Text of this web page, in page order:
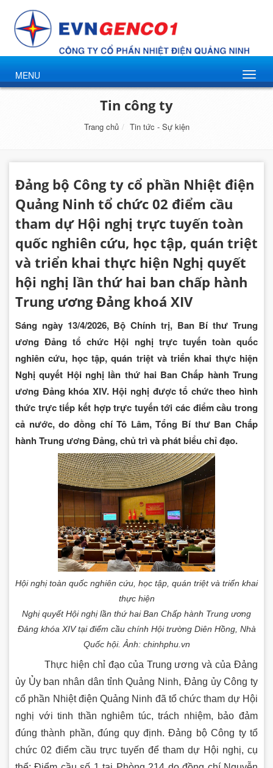
MENU
Tin công ty
Trang chủ Tin tức - Sự kiện
Đảng bộ Công ty cổ phần Nhiệt điện
Quảng Ninh tổ chức 02 điểm cầu
tham dự Hội nghị trực tuyến toàn
quốc nghiên cứu, học tập, quán triệt
và triển khai thực hiện Nghị quyết
hội nghị lần thứ hai ban chấp hành
Trung ương Đảng khoá XIV
Sáng ngày 13/4/2026, Bộ Chính trị, Ban Bí thư Trung
ương Đảng tổ chức Hội nghị trực tuyến toàn quốc
nghiên cứu, học tập, quán triệt và triển khai thực hiện
Nghị quyết Hội nghị lần thứ hai Ban Chấp hành Trung
ương Đảng khóa XIV. Hội nghị được tổ chức theo hình
thức trực tiếp kết hợp trực tuyến tới các điểm cầu trong
cả nước, do đồng chí Tô Lâm, Tổng Bí thư Ban Chấp
hành Trung ương Đảng, chủ trì và phát biểu chỉ đạo.
Hội nghị toàn quốc nghiên cứu, học tập, quán triệt và triển khai
thực hiện
Nghị quyết Hội nghị lần thứ hai Ban Chấp hành Trung ương
Đảng khóa XIV tại điểm cầu chính Hội trường Diên Hồng, Nhà
Quốc hội. Ảnh: chinhphu.vn
Thực hiện chỉ đạo của Trung ương và của Đảng
ủy Ủy ban nhân dân tỉnh Quảng Ninh, Đảng ủy Công ty
cổ phần Nhiệt điện Quảng Ninh đã tổ chức tham dự Hội
nghị với tinh thần nghiêm túc, trách nhiệm, bảo đảm
đúng thành phần, đúng quy định. Đảng bộ Công ty tổ
chức 02 điểm cầu trực tuyến để tham dự Hội nghị, cụ